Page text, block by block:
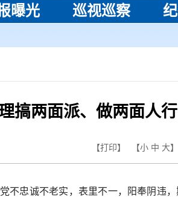
曝光 巡视巡察
搞两面派、做两面人
【打印】 【小 中 大】
忠诚不老实，表里不一，阳奉阴违，